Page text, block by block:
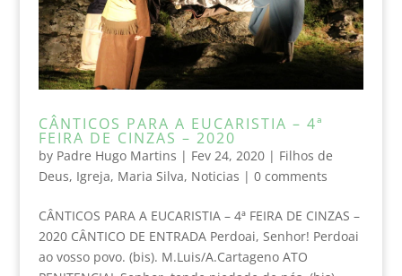
CÂNTICOS PARA A EUCARISTIA – 4ª
FEIRA DE CINZAS – 2020
by Padre Hugo Martins | Fev 24, 2020| Filhos de
Deus, Igreja, Maria Silva, Noticias | 0 comments
CÂNTICOS PARA A EUCARISTIA – 4ª FEIRA DE CINZAS –
2020 CÂNTICO DE ENTRADA Perdoai, Senhor! Perdoai
ao vosso povo. (bis). M.Luis/A.Cartageno ATO